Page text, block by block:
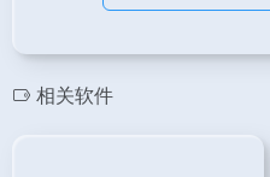
相关软件